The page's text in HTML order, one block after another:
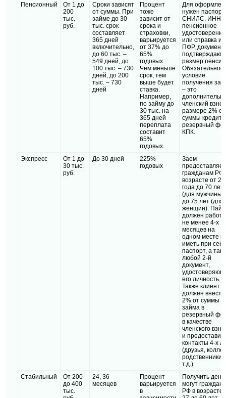
Пенсионный
От 1 до
200
тыс.
руб.
Сроки зависят
от суммы. При
займе до 30
тыс. срок
составляет
365 дней
включительно,
до 60 тыс. –
549 дней, до
100 тыс. – 730
дней, до 200
тыс. – 730
дней
Процент
тоже
зависит от
срока и
страховки,
варьируется
от 37% до
65%
годовых.
Чем меньше
срок, тем
выше будет
ставка.
Например,
по займу до
30 тыс. на
365 дней
переплата
составит
65%
годовых.
Для
нужен паспорт,
СНИЛС, ИНН,
пенсионное
удостоверение
или справка из
ПФР, документ,
размер
Обязательное
условие
получения
– это
членский
размере 2% от
суммы кредита
резервный
КПК.
Экспресс
От 1 до
30 тыс.
руб.
До 30 дней
225%
годовых
Заем
гражданам РФ
возрасте от 21
года до 70 лет
(для мужчины)
до 75 лет (для
женщин).
должен
не менее 4-х
месяцев на
одном месте и
иметь при себе
паспорт, а
любой 2-й
документ,
его личность.
Также клиент
должен внести
2% от суммы
займа в
резервный
в качестве
членского
и
контакты 4-х
(друзья,
родственники
т.д.)
Стабильный
От 200
до 400
тыс.
24, 36
месяцев
Процент
варьируется
в
Получить
могут граждане
РФ в возрасте